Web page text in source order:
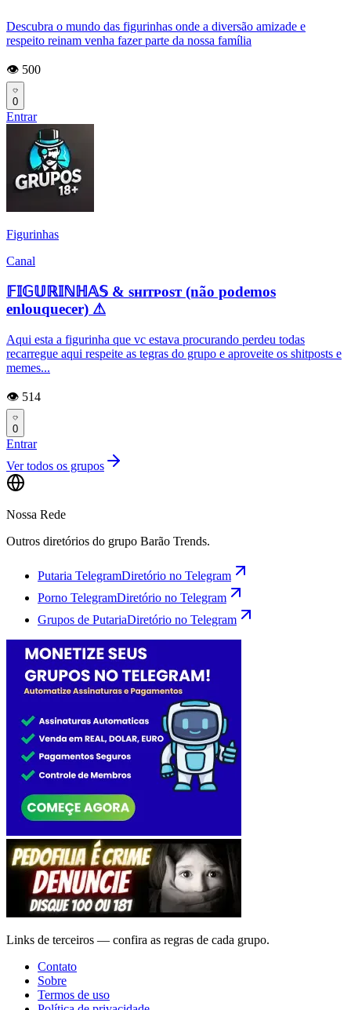
Descubra o mundo das figurinhas onde a diversão amizade e
respeito reinam venha fazer parte da nossa família
👁️ 500
0
Entrar
Figurinhas
Canal
𝔽𝕀𝔾𝕌ℝ𝕀ℕℍ𝔸𝕊 & sʜɪᴛᴘᴏsᴛ (não podemos
enlouquecer) ⚠
Aqui esta a figurinha que vc estava procurando perdeu todas
recarregue aqui respeite as tegras do grupo e aproveite os shitposts e
memes...
👁️ 514
0
Entrar
Ver todos os grupos
Nossa Rede
Outros diretórios do grupo Barão Trends.
Putaria TelegramDiretório no Telegram
Porno TelegramDiretório no Telegram
Grupos de PutariaDiretório no Telegram
Links de terceiros — confira as regras de cada grupo.
Contato
Sobre
Termos de uso